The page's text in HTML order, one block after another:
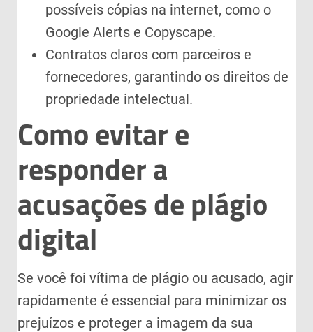
possíveis cópias na internet, como o
Google Alerts e Copyscape.
Contratos claros com parceiros e
fornecedores, garantindo os direitos de
propriedade intelectual.
Como evitar e
responder a
acusações de plágio
digital
Se você foi vítima de plágio ou acusado, agir
rapidamente é essencial para minimizar os
prejuízos e proteger a imagem da sua